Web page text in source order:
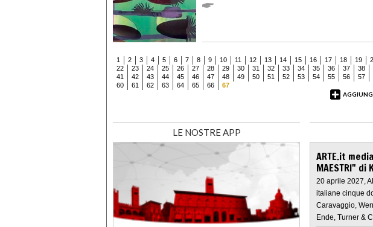
1 2 3 4 5 6 7 8 9 10 11 12 13 14 15 16 17 18 19
22
23 24 25 26 27 28 29 30 31 32 33 34 35 36 37 38
41
42 43 44 45 46 47 48 49 50 51 52 53 54 55 56 57
60
61 62 63 64 65 66
67
LE NOSTRE APP
ARTE.it
MAESTRI" di
20 aprile 2027,
italiane cinque
Caravaggio,
Ende, Turner &